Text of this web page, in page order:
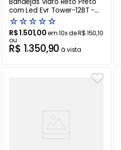
com Led Evr Tower-12BT -
220V
☆☆☆☆☆
R$1.501,00em10x deR$150,10
ou
R$ 1.350,90 à vista